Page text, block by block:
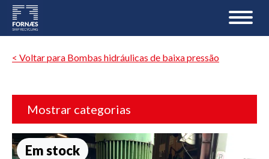
< Voltar para Bombas hidráulicas de baixa pressão
Mostrar categorias
Em stock